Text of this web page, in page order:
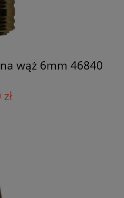
wąż 6mm 46840